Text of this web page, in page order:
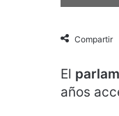
Compartir
El
años